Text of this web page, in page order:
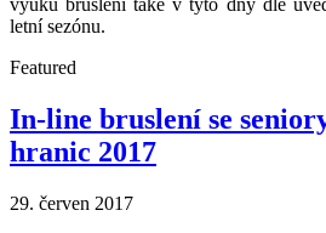
výuku bruslení také v tyto dny dle
letní sezónu.
Featured
In-line bruslení se
hranic 2017
29. červen 2017